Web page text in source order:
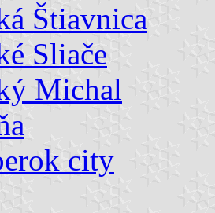
Štiavnica
Sliače
Michal
city